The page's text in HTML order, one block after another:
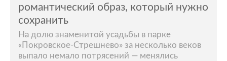
романтический образ, который нужно
сохранить
На долю знаменитой усадьбы в парке
«Покровское-Стрешнево» за несколько веков
выпало немало потрясений — менялись